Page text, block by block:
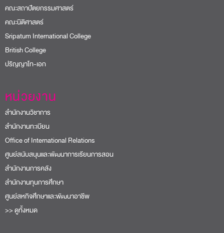
คณะสถาปัตยกรรมศาสตร์
คณะนิติศาสตร์
Sripatum International College
British College
ปริญญาโท-เอก
หน่วยงาน
สำนักงานวิชาการ
สำนักงานทะเบียน
Office of International Relations
ศูนย์สนับสนุนและพัฒนาการเรียนการสอน
สำนักงานการคลัง
สำนักงานทุนการศึกษา
ศูนย์สหกิจศึกษาและพัฒนาอาชีพ
>> ดูทั้งหมด